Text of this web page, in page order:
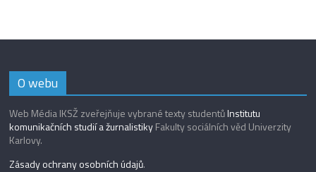
O webu
Web Média IKSŽ zveřejňuje vybrané texty studentůInstitutu
komunikačních studií a žurnalistikyFakulty sociálních věd Univerzity
Karlovy.
Zásady ochrany osobních údajů.